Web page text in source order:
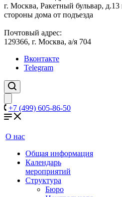
г. Москва, Ракетный бульвар, д.13
стороны дома от подъезда
Почтовый адрес:
129366, г. Москва, а/я 704
Вконтакте
Telegram
+7 (499) 605-86-50
О нас
Общая информация
Календарь
мероприятий
Структура
Бюро